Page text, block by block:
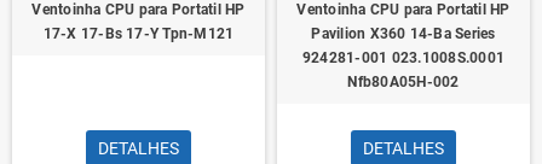
Ventoinha CPU para Portatil HP
17-X 17-Bs 17-Y Tpn-M121
DETALHES
Ventoinha CPU para Portatil HP
Pavilion X360 14-Ba Series
924281-001 023.1008S.0001
Nfb80A05H-002
DETALHES